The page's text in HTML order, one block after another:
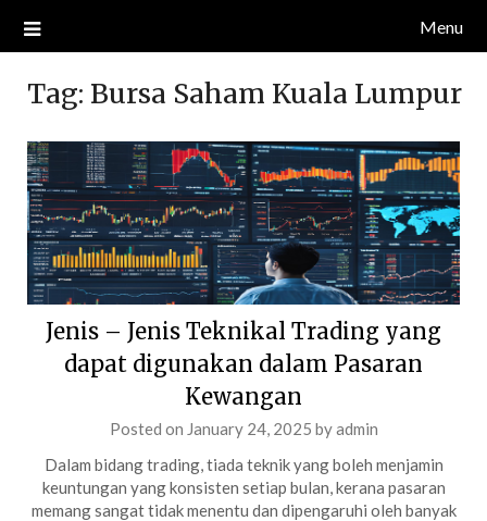
Menu
Tag: Bursa Saham Kuala Lumpur
Jenis – Jenis Teknikal Trading yang
dapat digunakan dalam Pasaran
Kewangan
Posted on January 24, 2025 byadmin
Dalam bidang trading, tiada teknik yang boleh menjamin
keuntungan yang konsisten setiap bulan, kerana pasaran
memang sangat tidak menentu dan dipengaruhi oleh banyak